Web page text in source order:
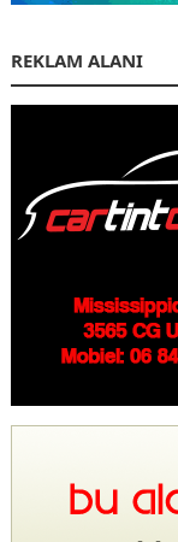
REKLAM ALANI